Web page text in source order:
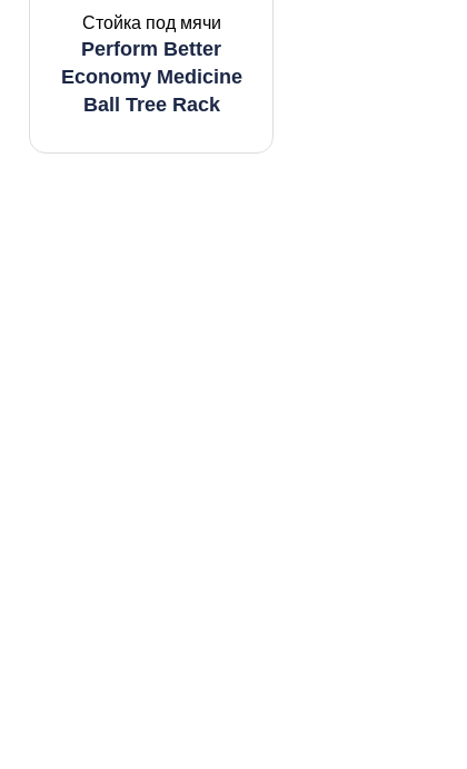
Стойка под мячи
Perform Better
Economy Medicine
Ball Tree Rack